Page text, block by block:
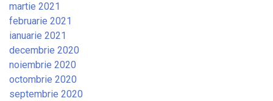
martie 2021
februarie 2021
ianuarie 2021
decembrie 2020
noiembrie 2020
octombrie 2020
septembrie 2020